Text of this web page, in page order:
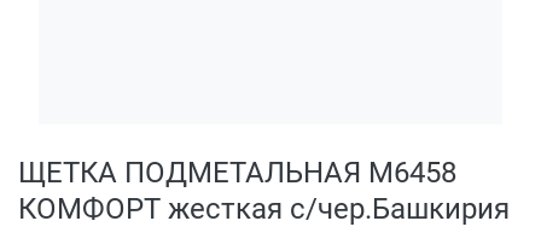
ЩЕТКА ПОДМЕТАЛЬНАЯ М6458
КОМФОРТ жесткая с/чер.Башкирия